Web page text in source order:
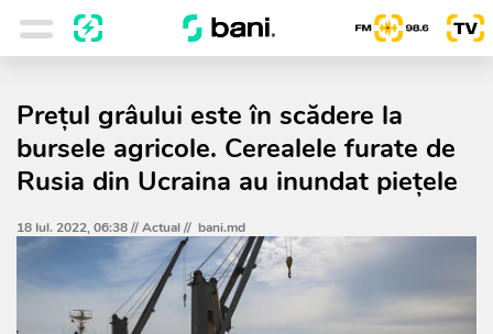
Prețul grâului este în scădere la
bursele agricole. Cerealele furate de
Rusia din Ucraina au inundat piețele
18 Iul. 2022, 06:38 //Actual// bani.md